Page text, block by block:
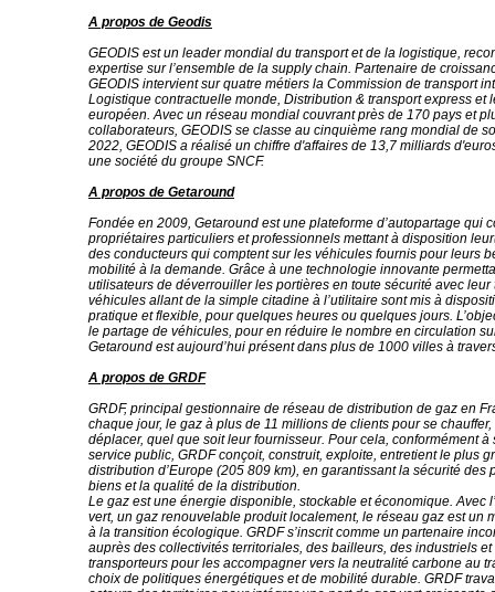
A propos de Geodis
GEODIS est un leader mondial du transport et de la logistique,
expertise sur l’ensemble de la supply chain. Partenaire de
GEODIS intervient sur quatre métiers la Commission de transport
Logistique contractuelle monde, Distribution & transport express et
européen. Avec un réseau mondial couvrant près de 170 pays et
collaborateurs, GEODIS se classe au cinquième rang mondial de
2022, GEODIS a réalisé un chiffre d'affaires de 13,7 milliards
une société du groupe SNCF.
A propos de Getaround
Fondée en 2009, Getaround est une plateforme d’autopartage qui
propriétaires particuliers et professionnels mettant à disposition
des conducteurs qui comptent sur les véhicules fournis pour leurs
mobilité à la demande. Grâce à une technologie innovante
utilisateurs de déverrouiller les portières en toute sécurité avec
véhicules allant de la simple citadine à l’utilitaire sont mis à
pratique et flexible, pour quelques heures ou quelques jours.
le partage de véhicules, pour en réduire le nombre en circulation
Getaround est aujourd’hui présent dans plus de 1000 villes à
A propos de GRDF
GRDF, principal gestionnaire de réseau de distribution de gaz en
chaque jour, le gaz à plus de 11 millions de clients pour se chauffer,
déplacer, quel que soit leur fournisseur. Pour cela, conformément à
service public, GRDF conçoit, construit, exploite, entretient le plus
distribution d’Europe (205 809 km), en garantissant la sécurité des
biens et la qualité de la distribution.
Le gaz est une énergie disponible, stockable et économique. Avec
vert, un gaz renouvelable produit localement, le réseau gaz est un
à la transition écologique. GRDF s’inscrit comme un partenaire
auprès des collectivités territoriales, des bailleurs, des industriels et
transporteurs pour les accompagner vers la neutralité carbone au
choix de politiques énergétiques et de mobilité durable. GRDF